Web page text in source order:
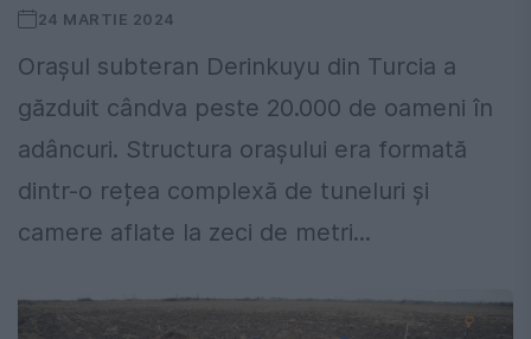
24 MARTIE 2024
Orașul subteran Derinkuyu din Turcia a
găzduit cândva peste 20.000 de oameni în
adâncuri. Structura orașului era formată
dintr-o rețea complexă de tuneluri și
camere aflate la zeci de metri...